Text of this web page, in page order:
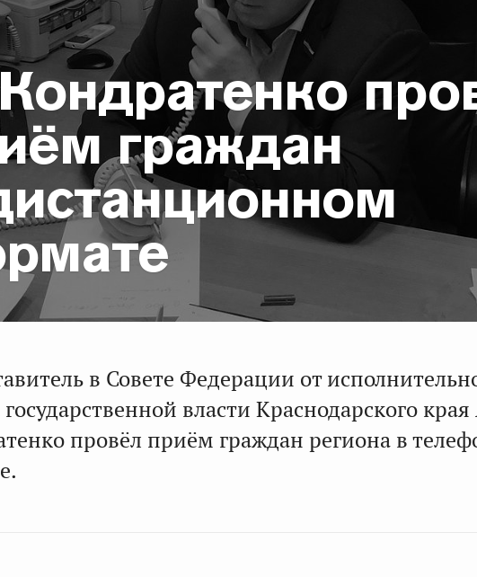
граждан
в Совете Федерации от
государственной власти Краснодарского
провёл приём граждан региона в